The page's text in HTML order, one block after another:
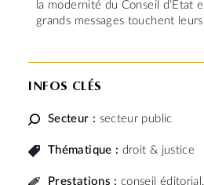
la modernité du Conseil d’État
grands messages touchent
INFOS CLÉS
Secteur : secteur public
Thématique : droit & justice
Prestations : conseil